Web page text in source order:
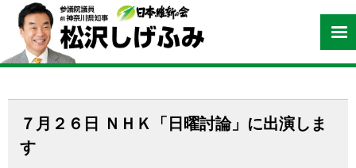
７月２６日 ＮＨＫ「日曜討論」に出演しま
す